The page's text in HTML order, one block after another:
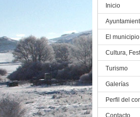
Inicio
El municipio
Cultura,
Turismo
Galerías
Perfil del
Contacto